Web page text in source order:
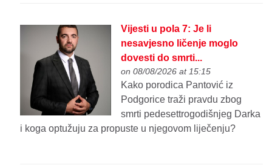
Vijesti u pola 7: Je li
nesavjesno ličenje moglo
dovesti do smrti...
on 08/08/2026 at 15:15
Kako porodica Pantović iz
Podgorice traži pravdu zbog
smrti pedesettrogodišnjeg Darka
i koga optužuju za propuste u njegovom liječenju?